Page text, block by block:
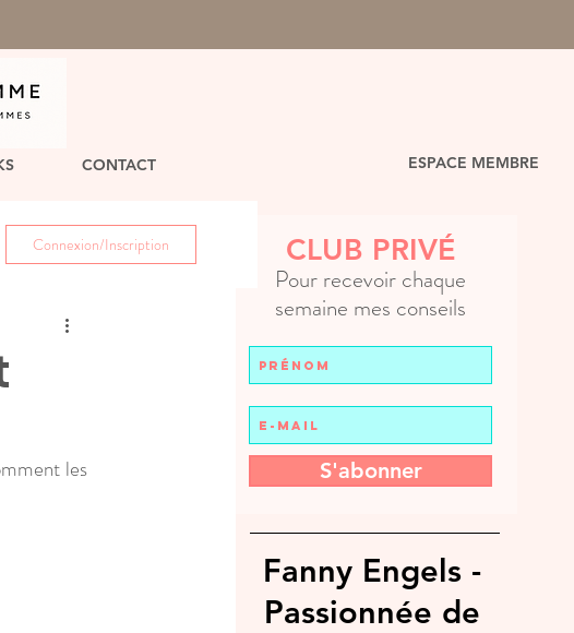
CONTACT ESPACE MEMBRE
Connexion/Inscription
les
CLUB PRIVÉ
Pour recevoir chaque
semaine mes conseils
S'abonner
Fanny Engels -
Passionnée de